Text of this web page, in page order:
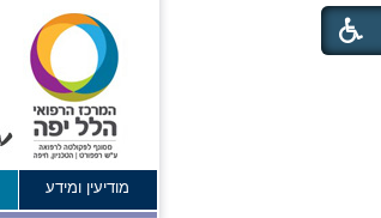
מודיעין ומידע